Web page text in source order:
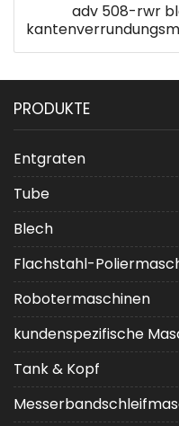
adv 508-rwr
haarlinien-
PRODUKTE
Entgraten
Tube
Blech
Flachstahl-
Robotermaschinen
kundenspezifische
Tank & Kopf